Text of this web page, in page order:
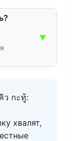
▼
ว กะทู้:
хвалят,